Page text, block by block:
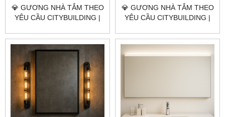
💎 GƯƠNG NHÀ TẮM THEO
YÊU CẦU CITYBUILDING |
GIÁ GƯƠNG NHÀ TẮM
QUẬN TÂN BÌNH TP.HCM
💎 GƯƠNG NHÀ TẮM THEO
YÊU CẦU CITYBUILDING |
GIÁ GƯƠNG NHÀ TẮM
QUẬN PHÚ NHUẬN TP.HCM